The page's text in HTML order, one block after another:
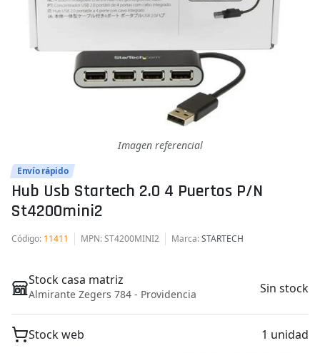
Imagen referencial
Envío rápido
Hub Usb Startech 2.0 4 Puertos P/n
St4200mini2
Código: 11411 MPN: ST4200MINI2 Marca:STARTECH
Stock casa matriz
Almirante Zegers 784 - Providencia Sin stock
Stock web 1 unidad